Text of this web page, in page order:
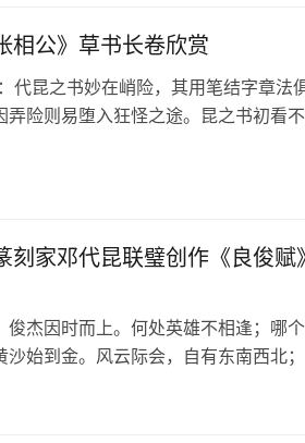
相公》草书长卷欣赏
代昆之书妙在峭险，其用笔结字章法
险则易堕入狂怪之途。昆之书初看不
家邓代昆联璧创作《良俊赋
因时而上。何处英雄不相逢；哪个
始到金。风云际会，自有东南西北；